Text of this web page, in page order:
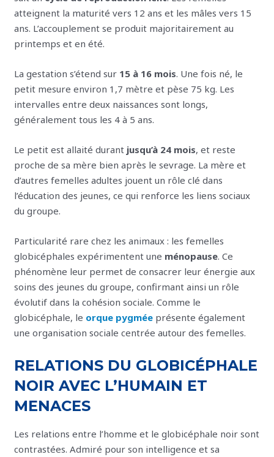
atteignent la maturité vers 12 ans et les mâles vers 15
ans. L’accouplement se produit majoritairement au
printemps et en été.
La gestation s’étend sur 15 à 16 mois. Une fois né, le
petit mesure environ 1,7 mètre et pèse 75 kg. Les
intervalles entre deux naissances sont longs,
généralement tous les 4 à 5 ans.
Le petit est allaité durant jusqu’à 24 mois, et reste
proche de sa mère bien après le sevrage. La mère et
d’autres femelles adultes jouent un rôle clé dans
l’éducation des jeunes, ce qui renforce les liens sociaux
du groupe.
Particularité rare chez les animaux : les femelles
globicéphales expérimentent une ménopause. Ce
phénomène leur permet de consacrer leur énergie aux
soins des jeunes du groupe, confirmant ainsi un rôle
évolutif dans la cohésion sociale. Comme le
globicéphale, le orque pygmée présente également
une organisation sociale centrée autour des femelles.
RELATIONS DU GLOBICÉPHALE
NOIR AVEC L’HUMAIN ET
MENACES
Les relations entre l’homme et le globicéphale noir sont
contrastées. Admiré pour son intelligence et sa